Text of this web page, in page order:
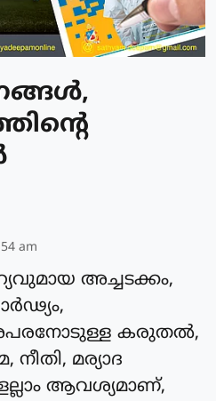
am
അച്ചടക്കം,
കരുതല്‍,
നീതി, മര്യാദ
ആവശ്യമാണ്,